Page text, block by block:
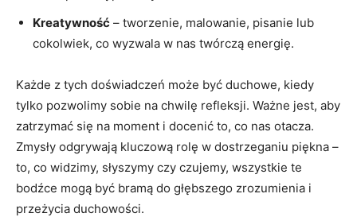
Kreatywność – tworzenie, malowanie, pisanie lub
cokolwiek, co wyzwala w nas twórczą energię.
Każde z tych doświadczeń może być duchowe, kiedy
tylko pozwolimy sobie na chwilę refleksji. Ważne jest, aby
zatrzymać się na moment i docenić to, co nas otacza.
Zmysły odgrywają kluczową rolę w dostrzeganiu piękna –
to, co widzimy, słyszymy czy czujemy, wszystkie te
bodźce mogą być bramą do głębszego zrozumienia i
przeżycia duchowości.